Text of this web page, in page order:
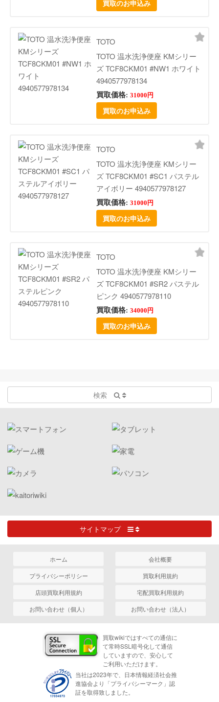
買取のお申込み
TOTO
TOTO 温水洗浄便座 KMシリー
ズ TCF8CKM01 #NW1 ホワイト
4940577978134
買取価格: 31000円
買取のお申込み
TOTO
TOTO 温水洗浄便座 KMシリー
ズ TCF8CKM01 #SC1 パステル
アイボリー 4940577978127
買取価格: 31000円
買取のお申込み
TOTO
TOTO 温水洗浄便座 KMシリー
ズ TCF8CKM01 #SR2 パステル
ピンク 4940577978110
買取価格: 34000円
買取のお申込み
検索
サイトマップ
ホーム
会社概要
プライバシーポリシー
買取利用規約
店頭買取利用規約
宅配買取利用規約
お問い合わせ（個人）
お問い合わせ（法人）
買取wikiではすべての通信に
て常時SSL暗号化して通信
していますので、安心して
ご利用いただけます。
当社は2023年で、日本情報経済社会推
進協会より「プライバシーマーク」認
証を取得致しました。